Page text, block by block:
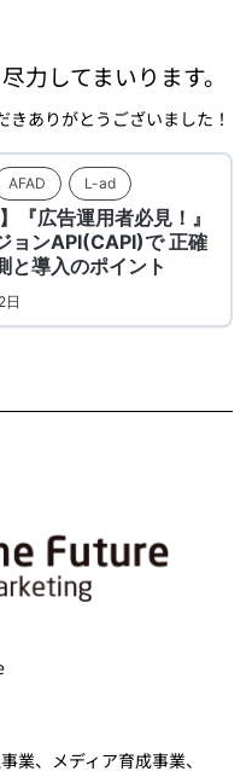
力してまいります。
きありがとうございました！
業、メディア育成事業、